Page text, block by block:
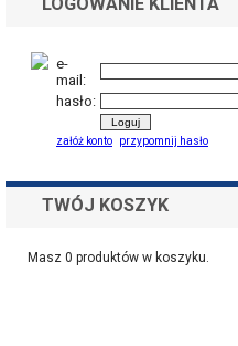
e-
mail:
hasło:
załóż konto przypomnij hasło
TWÓJ KOSZYK
Masz 0 produktów w koszyku.